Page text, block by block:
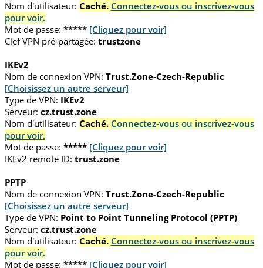
Nom d'utilisateur: Caché. Connectez-vous ou inscrivez-vous
pour voir.
Mot de passe: ***** [Cliquez pour voir]
Clef VPN pré-partagée: trustzone
IKEv2
Nom de connexion VPN: Trust.Zone-Czech-Republic
[Choisissez un autre serveur]
Type de VPN: IKEv2
Serveur: cz.trust.zone
Nom d'utilisateur: Caché. Connectez-vous ou inscrivez-vous
pour voir.
Mot de passe: ***** [Cliquez pour voir]
IKEv2 remote ID: trust.zone
PPTP
Nom de connexion VPN: Trust.Zone-Czech-Republic
[Choisissez un autre serveur]
Type de VPN: Point to Point Tunneling Protocol (PPTP)
Serveur: cz.trust.zone
Nom d'utilisateur: Caché. Connectez-vous ou inscrivez-vous
pour voir.
Mot de passe: ***** [Cliquez pour voir]